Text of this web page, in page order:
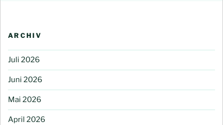
ARCHIV
Juli 2026
Juni 2026
Mai 2026
April 2026